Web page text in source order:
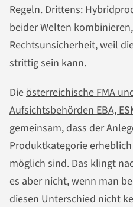
Regeln. Drittens:
beider Welten
Rechtsunsicherheit, weil
strittig sein kann.
Dieösterreichische FMA
Aufsichtsbehörden EBA,
gemeinsam, dass der
Produktkategorie
möglich sind. Das klingt
es aber nicht, wenn man
diesen Unterschied nicht